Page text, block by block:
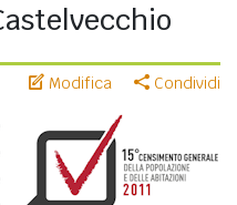
Modifica Condividi